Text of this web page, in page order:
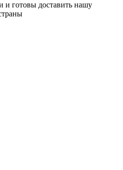
и готовы доставить нашу